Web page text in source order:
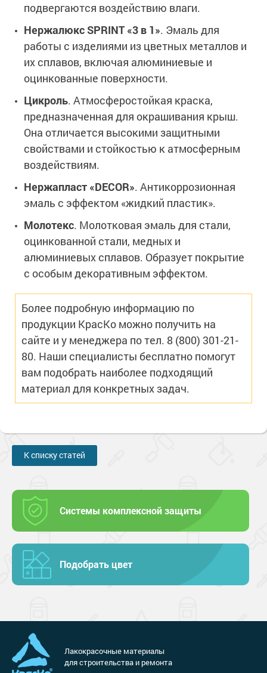
подвергаются воздействию влаги.
Нержалюкс SPRINT «3 в 1». Эмаль для
работы с изделиями из цветных металлов и
их сплавов, включая алюминиевые и
оцинкованные поверхности.
Цикроль. Атмосферостойкая краска,
предназначенная для окрашивания крыш.
Она отличается высокими защитными
свойствами и стойкостью к атмосферным
воздействиям.
Нержапласт «DECOR». Антикоррозионная
эмаль с эффектом «жидкий пластик».
Молотекс. Молотковая эмаль для стали,
оцинкованной стали, медных и
алюминиевых сплавов. Образует покрытие
с особым декоративным эффектом.
Более подробную информацию по
продукции КрасКо можно получить на
сайте и у менеджера по тел. 8 (800) 301-21-
80. Наши специалисты бесплатно помогут
вам подобрать наиболее подходящий
материал для конкретных задач.
К списку статей
Системы комплексной защиты
Подобрать цвет
Лакокрасочные материалы
для строительства и ремонта